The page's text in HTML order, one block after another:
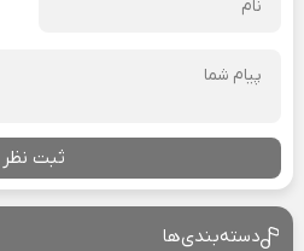
ثبت نظر
دسته‌بندی‌ها